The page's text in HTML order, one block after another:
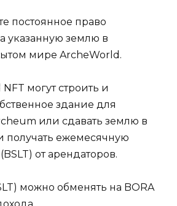
постоянное право
указанную землю в
мире ArcheWorld.
могут строить и
здание для
или сдавать землю в
получать ежемесячную
от арендаторов.
можно обменять на BORA